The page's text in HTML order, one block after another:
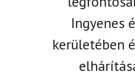
Ingyenes
kerületében